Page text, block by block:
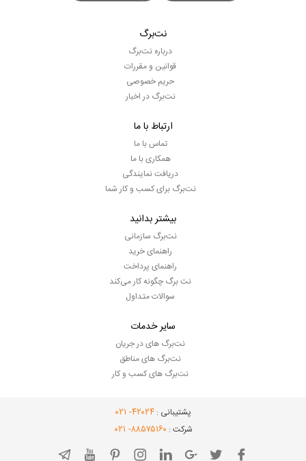
نت‌برگ
درباره نت‌برگ
قوانین و مقررات
حریم خصوصی
نت‌برگ در اخبار
ارتباط با ما
تماس با ما
همکاری با ما
دریافت نمایندگی
نت‌برگ برای کسب و کار شما
بیشتر بدانید
نت‌برگ سازمانی
راهنمای خرید
راهنمای پرداخت
نت برگ چگونه کار می‌کند
سوالات متداول
سایر خدمات
نت‌برگ های در جریان
نت‌برگ های مناطق
نت‌برگ های کسب و کار
پشتیبانی : ۴۲۰۲۴- ۰۲۱
شرکت : ۸۸۵۷۵۱۶۰- ۰۲۱